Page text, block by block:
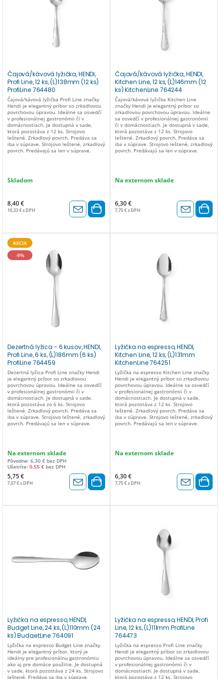
Čajová/kávová lyžička, HENDI,
Profi Line, 12 ks, (L)138mm (12 ks)
ProfiLine 764480
Čajová/kávová lyžička Profi Line značky
Hendi je elegantný príbor so zrkadlovou
povrchovou úpravou. Ideálne sa osvedčí
v profesionálnej gastronómii či v
domácnostiach. Je dostupná v sade,
ktorá pozostáva z 12 ks. Strojovo
leštené. Zrkadlový povrch. Predáva sa
iba v súprave. Strojovo leštené, zrkadlový
povrch. Predávajú sa len v súprave.
Skladom
8,40 €
10,33 € s DPH
Čajová/kávová lyžička, HENDI,
Kitchen Line, 12 ks, (L)146mm (12
ks) KitchenLine 764244
Čajová/kávová lyžička Kitchen Line
značky Hendi je elegantný príbor so
zrkadlovou povrchovou úpravou. Ideálne
sa osvedčí v profesionálnej gastronómii
či v domácnostiach. Je dostupná v sade,
ktorá pozostáva z 12 ks. Strojovo
leštené. Zrkadlový povrch. Predáva sa
iba v súprave. Strojovo leštené, zrkadlový
povrch. Predávajú sa len v súprave.
Na externom sklade
6,30 €
7,75 € s DPH
AKCIA
-9%
Dezertná lyžica - 6 kusov, HENDI,
Profi Line, 6 ks, (L)186mm (6 ks)
ProfiLine 764459
Dezertná lyžica Profi Line značky Hendi
je elegantný príbor so zrkadlovou
povrchovou úpravou. Ideálne sa osvedčí
v profesionálnej gastronómii či v
domácnostiach. Je dostupná v sade,
ktorá pozostáva zo 6 ks. Strojovo
leštené. Zrkadlový povrch. Predáva sa
iba v súprave. Strojovo leštené, zrkadlový
povrch. Predávajú sa len v súprave.
Na externom sklade
Pôvodne: 6,30 € bez DPH
Ušetríte: 0,55 € bez DPH
5,75 €
7,07 € s DPH
Lyžička na espresso, HENDI,
Kitchen Line, 12 ks, (L)131mm
KitchenLine 764251
Lyžička na espresso Kitchen Line značky
Hendi je elegantný príbor so zrkadlovou
povrchovou úpravou. Ideálne sa osvedčí
v profesionálnej gastronómii či v
domácnostiach. Je dostupná v sade,
ktorá pozostáva z 12 ks. Strojovo
leštené. Zrkadlový povrch. Predáva sa
iba v súprave. Strojovo leštené, zrkadlový
povrch. Predávajú sa len v súprave.
Na externom sklade
6,30 €
7,75 € s DPH
Lyžička na espresso, HENDI,
Budget Line, 24 ks, (L)110mm (24
ks) BudgetLine 764091
Lyžička na espresso Budget Line značky
Hendi je elegantný príbor, ktorý je
ideálny pre profesionálnu gastronómiu
ako aj pre domáce použitie. Je dostupná
v sade, ktorá pozostáva z 24 ks. Strojovo
leštené. Predáva sa iba v súprave.
Lyžička na espresso, HENDI, Profi
Line, 12 ks, (L)111mm ProfiLine
764473
Lyžička na espresso Profi Line značky
Hendi je elegantný príbor so zrkadlovou
povrchovou úpravou. Ideálne sa osvedčí
v profesionálnej gastronómii či v
domácnostiach. Je dostupná v sade,
ktorá pozostáva z 12 ks. Strojovo